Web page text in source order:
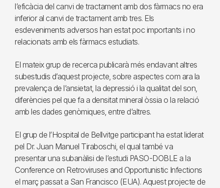
l’eficàcia del canvi de tractament amb dos fàrmacs no era
inferior al canvi de tractament amb tres. Els
esdeveniments adversos han estat poc importants i no
relacionats amb els fàrmacs estudiats.
El mateix grup de recerca publicarà més endavant altres
subestudis d’aquest projecte, sobre aspectes com ara la
prevalença de l’ansietat, la depressió i la qualitat del son,
diferències pel que fa a densitat mineral òssia o la relació
amb les dades genòmiques, entre d’altres.
El grup de l’Hospital de Bellvitge participant ha estat liderat
pel Dr. Juan Manuel Tiraboschi, el qual també va
presentar una subanàlisi de l’estudi PASO-DOBLE a la
Conference on Retroviruses and Opportunistic Infections
el març passat a San Francisco (EUA). Aquest projecte de